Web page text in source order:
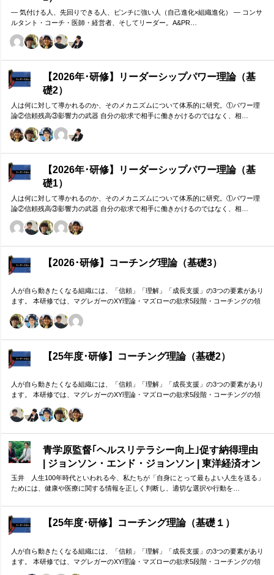
― 気付ける人、先回りできる人、ピンチに強い人（自己進化×組織進化） ― コンサ
ルタント・コーチ・医師・経営者、そしてリーダー。A&PR…
【2026年･研修】リーダーシップパワー理論（基
礎2）
人は何に対して導かれるのか、そのメカニズムについて体系的に研究。①パワー理
論②信頼残高③影響力の武器 自分の欲求で相手に働きかけるのではなく、相…
【2026年･研修】リーダーシップパワー理論（基
礎1）
人は何に対して導かれるのか、そのメカニズムについて体系的に研究。①パワー理
論②信頼残高③影響力の武器 自分の欲求で相手に働きかけるのではなく、相…
【2026･研修】コーチング理論（基礎3）
人が自ら動きたくなる組織には、「信頼」「理解」「成長支援」の3つの要素があり
ます。 本研修では、マグレガーのXY理論・マズローの欲求5段階・コーチングの領
を、実例を交えて深く学びます。 単なる知識の習得にとどまらず、現場で直面する
【25年度･研修】コーチング理論（基礎2）
人が自ら動きたくなる組織には、「信頼」「理解」「成長支援」の3つの要素があり
ます。 本研修では、マグレガーのXY理論・マズローの欲求5段階・コーチングの領
を、実例を交えて深く学びます。 単なる知識の習得にとどまらず、現場で直面する
青学原監督｢ヘルスリテラシー向上｣促す納得理由
| ジョンソン・エンド・ジョンソン | 東洋経済オン
ライン
玉井 人生100年時代といわれる今、私たちが「自身にとって最もよい人生を送る」
ためには、健康や医療に関する情報を正しく判断し、適切な選択や行動を…
【25年度･研修】コーチング理論（基礎１）
人が自ら動きたくなる組織には、「信頼」「理解」「成長支援」の3つの要素があり
ます。 本研修では、マグレガーのXY理論・マズローの欲求5段階・コーチングの領